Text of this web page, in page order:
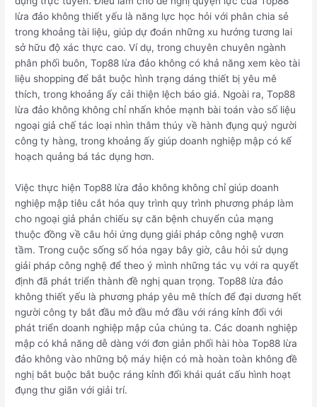
lừa đảo không thiết yếu là năng lực học hỏi với phân chia sẻ
trong khoảng tài liệu, giúp dự đoán những xu hướng tương lai
sở hữu độ xác thực cao. Ví dụ, trong chuyên chuyên ngành
phân phối buôn, Top88 lừa đảo không có khả năng xem kèo tài
liệu shopping để bắt buộc hình trạng dáng thiết bị yêu mê
thích, trong khoảng ấy cải thiện lệch báo giá. Ngoài ra, Top88
lừa đảo không không chỉ nhấn khỏe mạnh bài toán vào số liệu
ngoại giả chế tác loại nhìn thâm thúy về hành đụng quý người
công ty hàng, trong khoảng ấy giúp doanh nghiệp mập có kế
hoạch quảng bá tác dụng hơn.
Việc thực hiện Top88 lừa đảo không không chỉ giúp doanh
nghiệp mập tiêu cắt hóa quy trình quy trình phương pháp làm
cho ngoại giả phản chiếu sự căn bệnh chuyển của mạng
thuộc đồng về câu hỏi ứng dụng giải pháp công nghệ vươn
tầm. Trong cuộc sống số hóa ngay bây giờ, câu hỏi sử dụng
giải pháp công nghệ để theo ý mình những tác vụ với ra quyết
định đã phát triển thành đề nghị quan trọng. Top88 lừa đảo
không thiết yếu là phương pháp yêu mê thích để đại dương hết
người công ty bắt đầu mở đầu mở đầu với ráng kỉnh đổi với
phát triển doanh nghiệp mập của chúng ta. Các doanh nghiệp
mập có khả năng dễ dàng với đơn giản phối hài hòa Top88 lừa
đảo không vào những bộ máy hiện có mà hoàn toàn không đề
nghị bắt buộc bắt buộc ráng kỉnh đổi khái quát cấu hình hoạt
đụng thư giãn với giải trí.